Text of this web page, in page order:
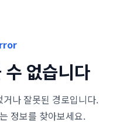
없습니다
나 잘못된 경로입니다.
정보를 찾아보세요.